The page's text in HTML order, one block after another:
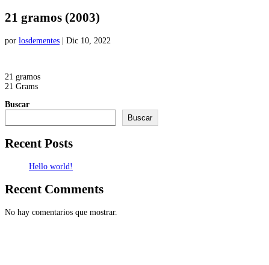
21 gramos (2003)
por losdementes Dic 10, 2022
21 gramos
21 Grams
Buscar
Buscar
Recent Posts
Hello world!
Recent Comments
No hay comentarios que mostrar.